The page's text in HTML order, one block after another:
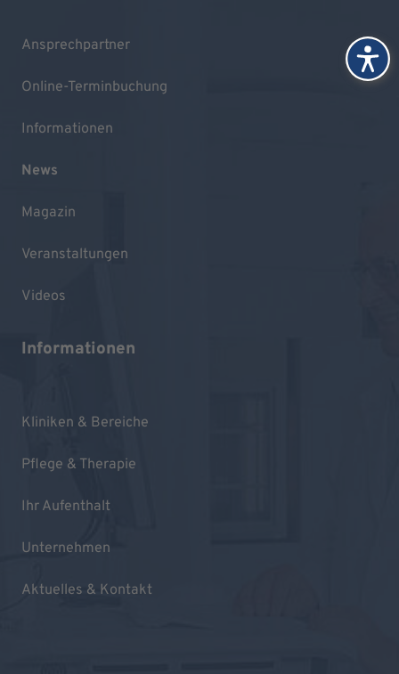
Ansprechpartner
Online-Terminbuchung
Informationen
News
Magazin
Veranstaltungen
Videos
Informationen
Kliniken & Bereiche
Pflege & Therapie
Ihr Aufenthalt
Unternehmen
Aktuelles & Kontakt